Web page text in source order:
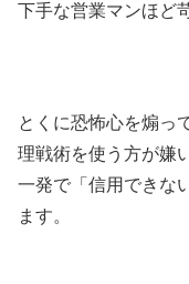
下手な営業マンほど
とくに恐怖心を煽っ
理戦術を使う方が嫌
一発で「信用できな
ます。